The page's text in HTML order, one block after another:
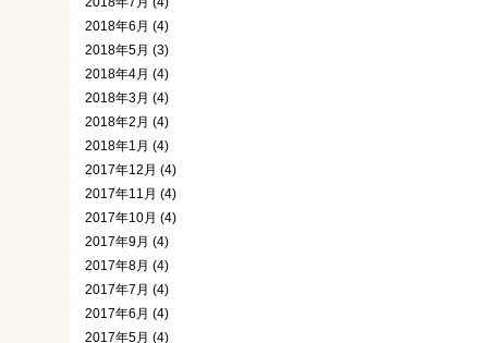
2018年6月 (4)
2018年5月 (3)
2018年4月 (4)
2018年3月 (4)
2018年2月 (4)
2018年1月 (4)
2017年12月 (4)
2017年11月 (4)
2017年10月 (4)
2017年9月 (4)
2017年8月 (4)
2017年7月 (4)
2017年6月 (4)
2017年5月 (4)